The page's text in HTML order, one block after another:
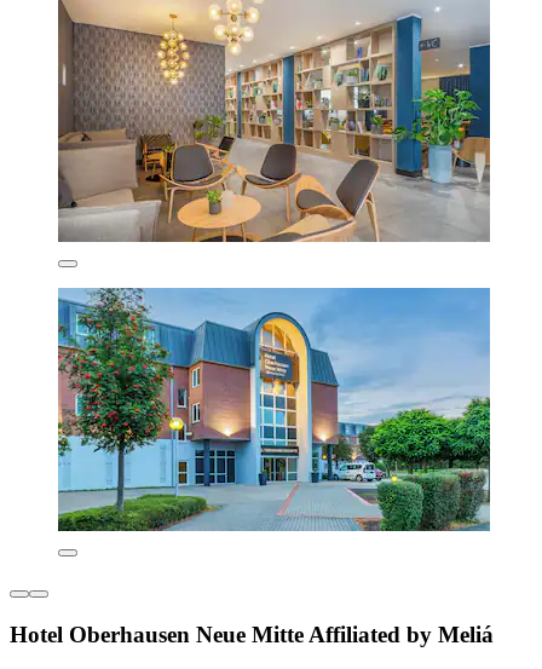
Hotel Oberhausen Neue Mitte Affiliated by Meliá